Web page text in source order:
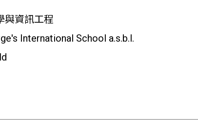
與資訊工程
International School a.s.b.l.